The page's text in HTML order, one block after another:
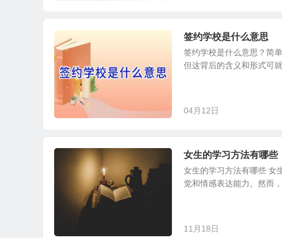
签约学校是什么意思
签约学校是什么意思？简
但这背后的含义和形式可
04月12日
女生的学习方法有哪些
女生的学习方法有哪些 女
觉和情感表达能力。然而
11月18日